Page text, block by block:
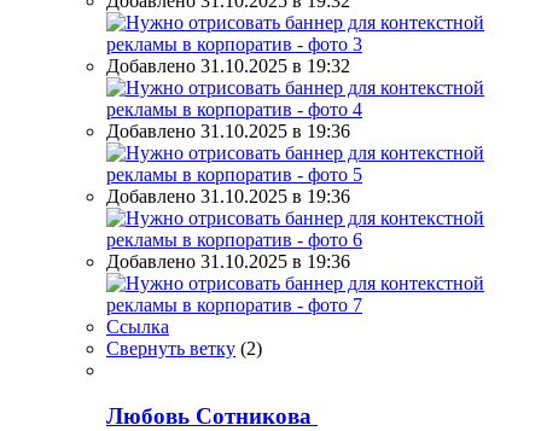
Добавлено 31.10.2025 в 19:32
Добавлено 31.10.2025 в 19:36
Добавлено 31.10.2025 в 19:36
Добавлено 31.10.2025 в 19:36
Ссылка
Свернуть ветку (2)
Любовь Сотникова